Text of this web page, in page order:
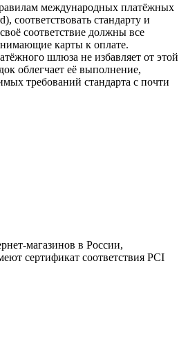
международных платёжных
соответствовать стандарту и
соответствие должны все
карты к оплате.
шлюза не избавляет от этой
облегчает её выполнение,
требований стандарта с почти
магазинов в России,
сертификат соответствия PCI